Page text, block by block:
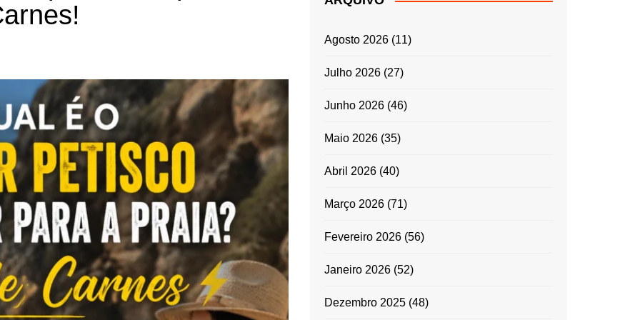
ENTRADAS E
GRATINADOS
MASSAS
TEMPEROS
MICRO-ONDAS
PORTUGUESA
Agosto 2026 (11)
Julho 2026 (27)
Junho 2026 (46)
Maio 2026 (35)
Abril 2026 (40)
Março 2026 (71)
Fevereiro 2026 (56)
Janeiro 2026 (52)
Dezembro 2025 (48)